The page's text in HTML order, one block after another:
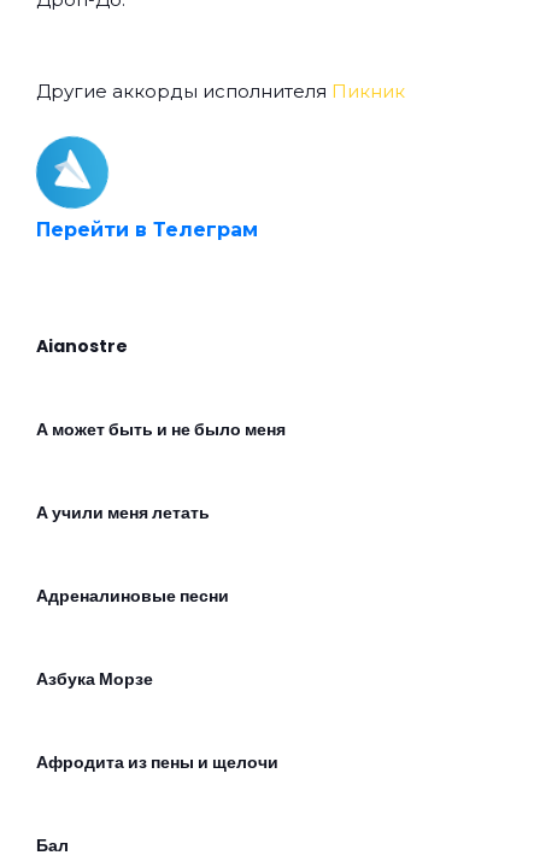
Другие аккорды исполнителя Пикник
Перейти в Телеграм
Aianostre
А может быть и не было меня
А учили меня летать
Адреналиновые песни
Азбука Морзе
Афродита из пены и щелочи
Бал